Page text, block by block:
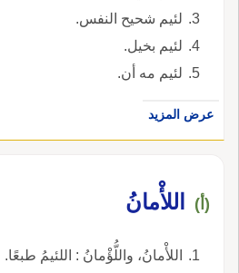
لئيم شحيح النفس.
لئيم بخيل.
لئيم مه أن.
عرض المزيد
(أ) اللأْمانُ
اللأْمانُ، واللُّؤْمانُ : اللئيمُ طبعًا.